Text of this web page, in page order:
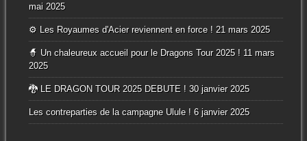
mai 2025
⚙️ Les Royaumes d'Acier reviennent en force ! 21 mars 2025
🧙 Un chaleureux accueil pour le Dragons Tour 2025 ! 11 mars
2025
🐉 LE DRAGON TOUR 2025 DEBUTE ! 30 janvier 2025
Les contreparties de la campagne Ulule ! 6 janvier 2025